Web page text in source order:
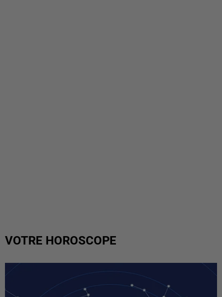
VOTRE HOROSCOPE